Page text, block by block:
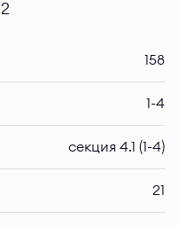
2
158
1-4
секция 4.1 (1-4)
21